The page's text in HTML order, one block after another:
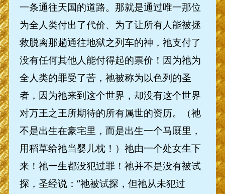
一条通往天国的道路。那就是通过唯一那位
为全人类付出了代价、为了让所有人能被拯
救脱离那趟通往地狱之列车的神，祂支付了
没有任何其他人能付得起的票价！因为祂为
全人类的罪受了苦，祂被称为以色列的圣
者，因为祂来到这个世界，却没有这个世界
对万王之王所期待的所有属世的资历。（祂
不是出生在豪宅里，而是出生一个马厩里，
用稻草给祂当婴儿枕！）祂由一个处女生下
来！祂一生都没犯过罪！祂并不是没有被试
探，圣经说：“祂被试探，但祂从未犯过